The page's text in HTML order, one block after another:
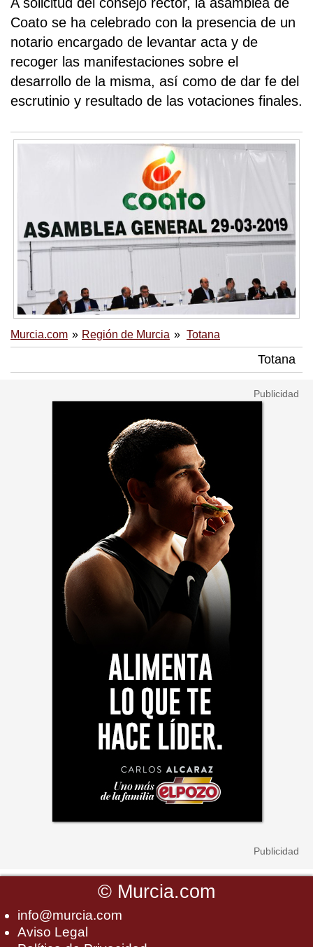
A solicitud del consejo rector, la asamblea de
Coato se ha celebrado con la presencia de un
notario encargado de levantar acta y de
recoger las manifestaciones sobre el
desarrollo de la misma, así como de dar fe del
escrutinio y resultado de las votaciones finales.
Murcia.com Región de Murcia Totana
Totana
© Murcia.com
info@murcia.com
Aviso Legal